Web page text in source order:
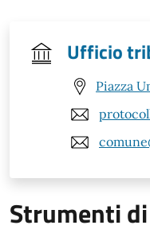
Ufficio
Piazza
Strumenti